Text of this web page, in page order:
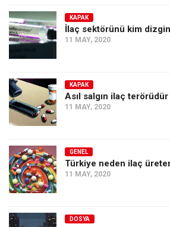
KAPAK
İlaç sektörünü kim
11 MAY, 2020
KAPAK
Asıl salgın ilaç terörüdür
11 MAY, 2020
GENEL
Türkiye neden ilaç
11 MAY, 2020
DOSYA